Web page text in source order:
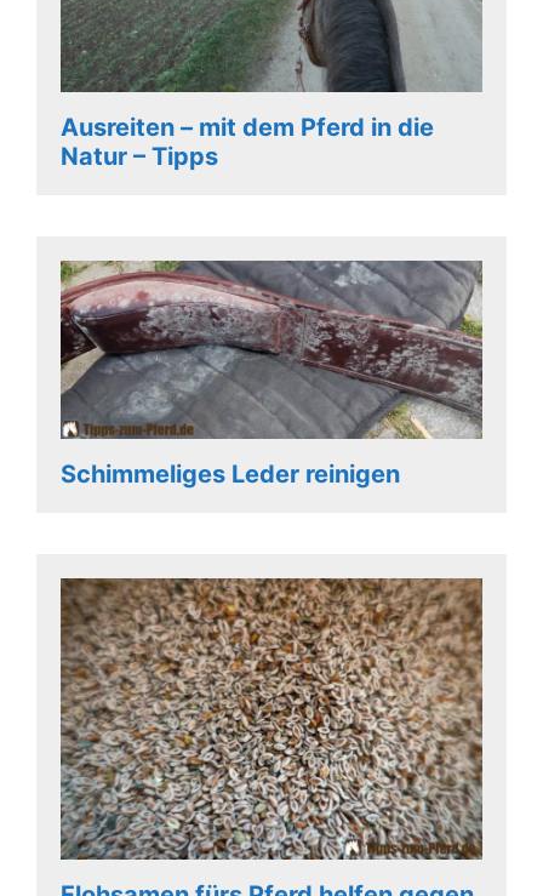
Ausreiten – mit dem Pferd in die
Natur – Tipps
Schimmeliges Leder reinigen